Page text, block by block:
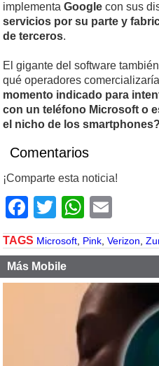
implementa Google con sus
servicios por su parte y
de terceros.
El gigante del software
qué operadores
momento indicado para
con un teléfono Microsoft o
el nicho de los smartphones?
Comentarios
¡Comparte esta noticia!
Facebook
Twitter
TAGS Microsoft Pink Verizon
Más Mobile